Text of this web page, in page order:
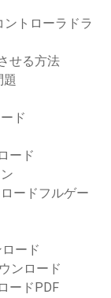
ントローラドラ
せる方法
題
ド
ード
ードフルゲー
ード
ンロード
ードPDF